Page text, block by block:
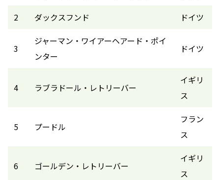
2
ダックスフンド ドイツ
3
ジャーマン・ワイアーヘアード・ポイ
ンター
ドイツ
4 ラブラドール・レトリーバー
イギリ
ス
5 プードル
フラン
ス
6 ゴールデン・レトリーバー
イギリ
ス